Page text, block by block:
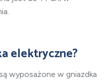
elektryczne?
wyposażone w gniazdka